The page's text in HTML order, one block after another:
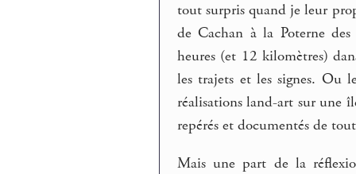
tout surpris quand je leur
de Cachan à la Poterne
heures (et 12 kilomètres)
les trajets et les signes. Ou
réalisations land-art sur une
repérés et documentés de
Mais une part de la